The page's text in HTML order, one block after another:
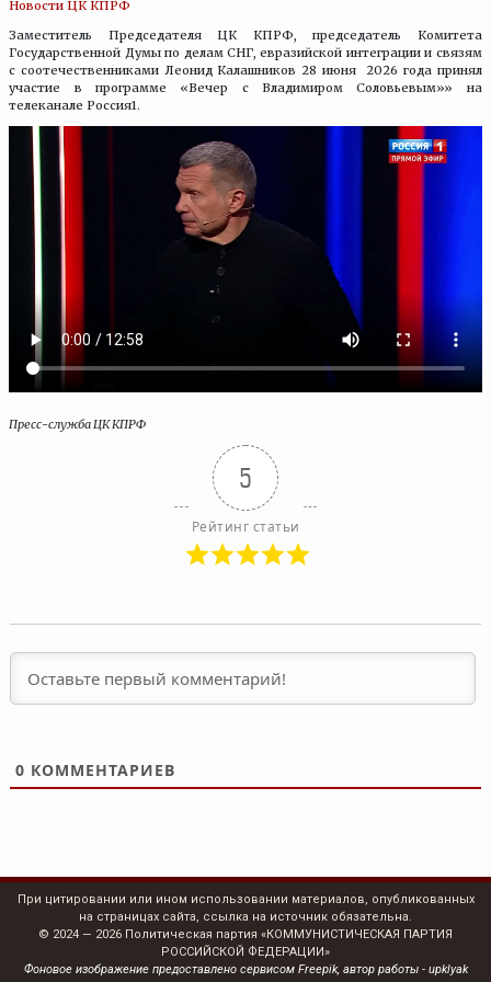
Новости ЦК КПРФ
Заместитель Председателя ЦК КПРФ, председатель Комитета
Государственной Думы по делам СНГ, евразийской интеграции и связям
с соотечественниками Леонид Калашников 28 июня 2026 года принял
участие в программе «Вечер с Владимиром Соловьевым»» на
телеканале Россия1.
Пресс-служба ЦК КПРФ
5
Рейтинг статьи
0 КОММЕНТАРИЕВ
При цитировании или ином использовании материалов, опубликованных
на страницах сайта, ссылка на источник обязательна.
© 2024 — 2026 Политическая партия «КОММУНИСТИЧЕСКАЯ ПАРТИЯ
РОССИЙСКОЙ ФЕДЕРАЦИИ»
Фоновое изображение предоставлено сервисом Freepik, автор работы - upklyak